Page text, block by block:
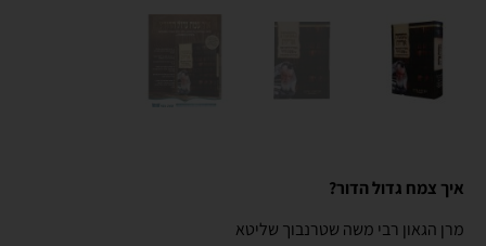
איך צמח גדול הדור?
מרן הגאון רבי משה שטרנבוך שליטא